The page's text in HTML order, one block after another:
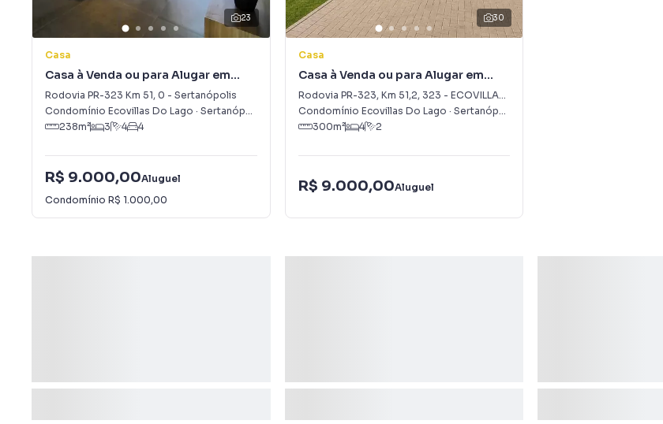
23
Casa
Casa à Venda ou para Alugar em
Sertanópolis
Rodovia PR-323 Km 51, 0 - Sertanópolis
Condomínio Ecovillas Do Lago · Sertanópolis
238m² 3 4 4
R$ 9.000,00Aluguel
Condomínio R$ 1.000,00
30
Casa
Casa à Venda ou para Alugar em
ECOVILLAS DO LAGO
Rodovia PR-323, Km 51,2, 323 - ECOVILLAS DO LAGO
Condomínio Ecovillas Do Lago · Sertanópolis
300m² 4 2
R$ 9.000,00Aluguel